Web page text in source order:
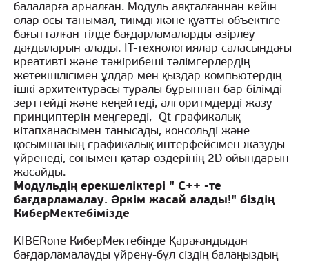
балаларға арналған. Модуль аяқталғаннан кейін
олар осы танымал, тиімді және қуатты объектіге
бағытталған тілде бағдарламаларды әзірлеу
дағдыларын алады. IT-технологиялар саласындағы
креативті және тәжірибеші тәлімгерлердің
жетекшілігімен ұлдар мен қыздар компьютердің
ішкі архитектурасы туралы бұрыннан бар білімді
зерттейді және кеңейтеді, алгоритмдерді жазу
принциптерін меңгереді, Qt графикалық
кітапханасымен танысады, консольді және
қосымшаның графикалық интерфейсімен жазуды
үйренеді, сонымен қатар өздерінің 2D ойындарын
жасайды.
Модульдің ерекшеліктері " С++ -те
бағдарламалау. Әркім жасай алады!" біздің
КиберМектебімізде
KIBERone КиберМектебінде Қарағандыдан
бағдарламалауды үйрену-бұл сіздің балаңыздың